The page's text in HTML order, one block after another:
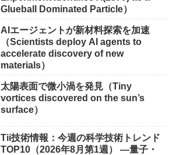
Glueball Dominated Particle）
AIエージェントが新材料探索を加速
（Scientists deploy AI agents to
accelerate discovery of new
materials）
太陽表面で微小渦を発見（Tiny
vortices discovered on the sun’s
surface）
Tii技術情報：今週の科学技術トレンド
TOP10（2026年8月第1週） ―量子・